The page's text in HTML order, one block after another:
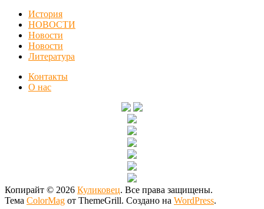
История
НОВОСТИ
Новости
Новости
Литература
Контакты
О нас
Копирайт © 2026 Куликовец. Все права защищены.
Тема ColorMag от ThemeGrill. Создано на WordPress.